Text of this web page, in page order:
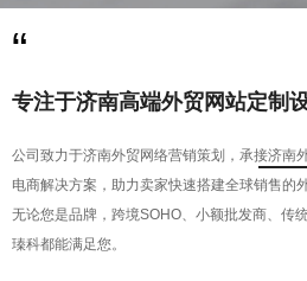
“
专注于济南高端外贸网站定制
公司致力于济南外贸网络营销策划，承接济南
电商解决方案，助力卖家快速搭建全球销售的
无论您是品牌，跨境SOHO、小额批发商、传
瑧科都能满足您。